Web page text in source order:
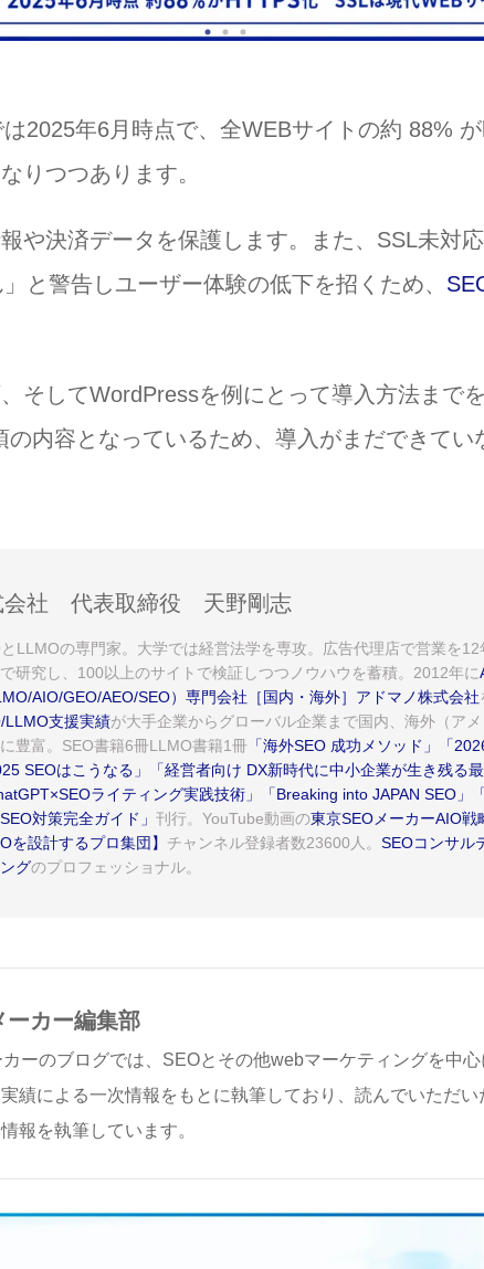
は2025年6月時点で、全WEBサイトの約 88% が
りつつあります。
や決済データを保護します。また、SSL未対
と警告しユーザー体験の低下を招くため、
そしてWordPressを例にとって導入方法まで
内容となっているため、導入がまだできてい
会社 代表取締役 天野剛志
LLMOの専門家。大学では経営法学を専攻。広告代理店で営業を
研究し、100以上のサイトで検証しつつノウハウを蓄積。2012年に
AIO/GEO/AEO/SEO）専門会社［国内・海外］アドマノ株式会社
LLMO支援実績が大手企業からグローバル企業まで国内、海外（ア
豊富。SEO書籍6冊LLMO書籍1冊 「海外SEO 成功メソッド」
「
SEOはこうなる」
「経営者向け DX新時代に中小企業が生き残る最
ライティング実践技術」
「Breaking into JAPAN SEO」
対策完全ガイド」 刊行。YouTube動画の東京SEOメーカーAIO
を設計するプロ集団】 チャンネル登録者数23600人。 SEOコンサル
グのプロフェッショナル。
ーカー編集部
ーのブログでは、SEOとその他webマーケティングを中
績による一次情報をもとに執筆しており、読んでいただ
報を執筆しています。